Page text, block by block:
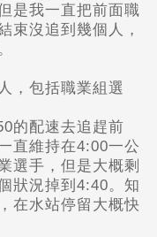
是我一直把前面職
束沒追到幾個人，
， 包括職業組選
的配速去追趕前
直維持在4:00一公
選手，但是大概剩
狀況掉到4:40。知
在水站停留大概快